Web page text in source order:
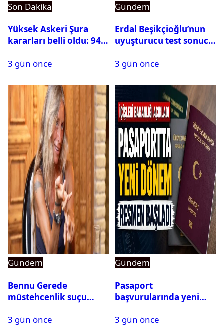
Son Dakika
Yüksek Askeri Şura
kararları belli oldu: 94
3 gün önce
Gündem
Erdal Beşikçioğlu’nun
uyuşturucu test sonucu
3 gün önce
Gündem
Bennu Gerede
müstehcenlik suçu
alındı
3 gün önce
Gündem
Pasaport
başvurularında yeni
3 gün önce